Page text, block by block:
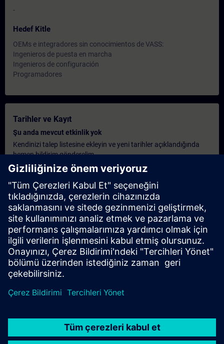
-
Hedef Kitle
OEMs e integradores sin conocimientos de VASS:
Ingenieros de puesta en marcha
Ingenieros de configuración
Programadores
Tarihler ve Kayıt
Şu anda mevcut etkinlik yok
Kendinizi talep listesine ekleyin ve yeni tarihler açıklandığında
hemen bildirim gönderelim.
Bildirim hizmetini etkinleştirin
Kişiselleştirilmiş Teklif
Eğer bu eğitim için standart liste fiyatı teklifi gerekiyorsa, örneğin
satın alma departmanınız için, lütfen aşağıdaki linke tıklayın.
Önce bazı kişisel bilgileri vermeniz gerekiyor, ardından size bir
teklif e-posta ile gönderilecek.
Teklif Ver